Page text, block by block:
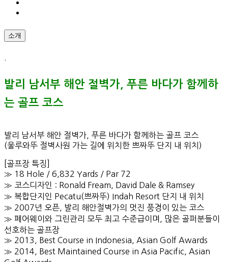
소개
발리 남서부 해안 절벽가, 푸른 바다가 함께하
는 골프 코스
발리 남서부 해안 절벽가, 푸른 바다가 함께하는 골프 코스
(울루와뚜 절벽사원 가는 길에 위치한 쁘짜뚜 단지 내 위치)
[골프장 특징]
≫ 18 Hole / 6,832 Yards / Par 72
≫ 코스디자인 : Ronald Fream, David Dale & Ramsey
≫ 복합단지인 Pecatu(쁘짜뚜) Indah Resort 단지 내 위치
≫ 2007년 오픈, 발리 해안절벽가의 멋진 풍경이 있는 코스
≫ 페어웨이와 그린관리 모두 최고 수준급이며, 많은 골퍼분들이
선호하는 골프장
≫ 2013, Best Course in Indonesia, Asian Golf Awards
≫ 2014, Best Maintained Course in Asia Pacific, Asian